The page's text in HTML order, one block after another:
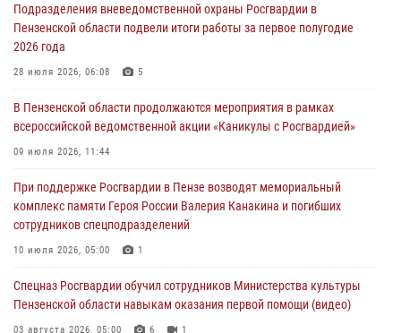
05 августа 2026, 06:15
В Пензе сотрудники Росгвардии оказали помощь
дезориентированному пенсионеру
В Пензе при силовой поддержке Росгвардии пресечена
деятельность ОПГ, маскировавшейся под реабилитационный центр
04 августа 2026, 07:05 4
В Управлении Росгвардии по Пензенской области подвели итоги
работы за первое полугодие 2026 года
Подразделения вневедомственной охраны Росгвардии в
Пензенской области подвели итоги работы за первое полугодие
2026 года
28 июля 2026, 06:08 5
В Пензенской области продолжаются мероприятия в рамках
всероссийской ведомственной акции «Каникулы с Росгвардией»
09 июля 2026, 11:44
При поддержке Росгвардии в Пензе возводят мемориальный
комплекс памяти Героя России Валерия Канакина и погибших
сотрудников спецподразделений
10 июля 2026, 05:00 1
Спецназ Росгвардии обучил сотрудников Министерства культуры
Пензенской области навыкам оказания первой помощи (видео)
03 августа 2026, 05:00 6 1